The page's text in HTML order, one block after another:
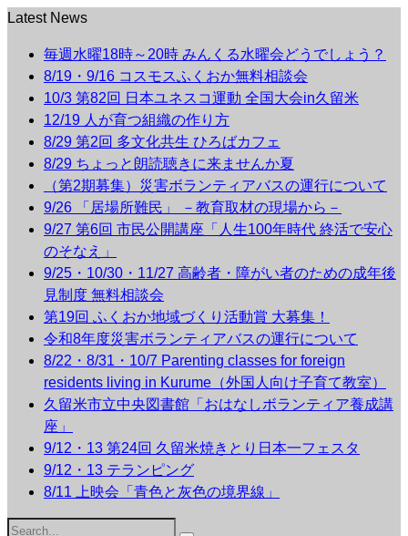
Latest News
毎週水曜18時～20時 みんくる水曜会どうでしょう？
8/19・9/16 コスモスふくおか無料相談会
10/3 第82回 日本ユネスコ運動 全国大会in久留米
12/19 人が育つ組織の作り方
8/29 第2回 多文化共生 ひろばカフェ
8/29 ちょっと朗読聴きに来ませんか夏
（第2期募集）災害ボランティアバスの運行について
9/26 「居場所難民」 －教育取材の現場から－
9/27 第6回 市民公開講座「人生100年時代 終活で安心
のそなえ」
9/25・10/30・11/27 高齢者・障がい者のための成年後
見制度 無料相談会
第19回 ふくおか地域づくり活動賞 大募集！
令和8年度災害ボランティアバスの運行について
8/22・8/31・10/7 Parenting classes for foreign
residents living in Kurume（外国人向け子育て教室）
久留米市立中央図書館「おはなしボランティア養成講
座」
9/12・13 第24回 久留米焼きとり日本一フェスタ
9/12・13 テランピング
8/11 上映会「青色と灰色の境界線」
Search